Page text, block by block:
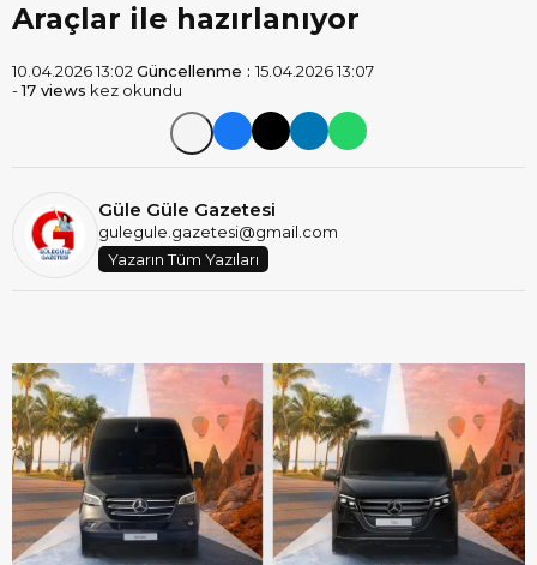
Araçlar ile hazırlanıyor
10.04.2026 13:02 Güncellenme :15.04.2026 13:07
-17 views kez okundu
Güle Güle Gazetesi
gulegule.gazetesi@gmail.com
Yazarın Tüm Yazıları